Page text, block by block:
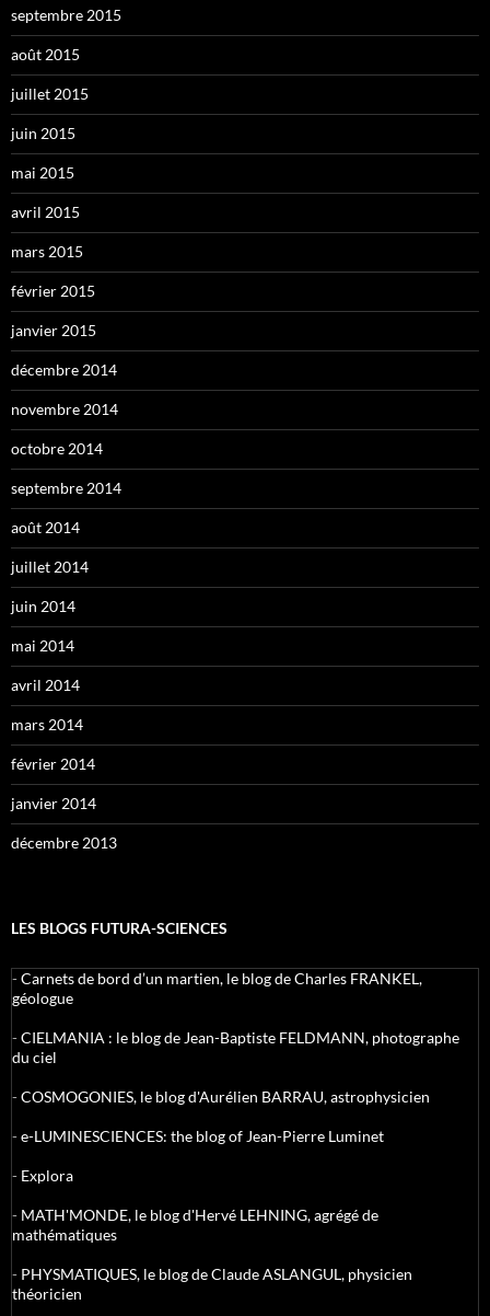
septembre 2015
août 2015
juillet 2015
juin 2015
mai 2015
avril 2015
mars 2015
février 2015
janvier 2015
décembre 2014
novembre 2014
octobre 2014
septembre 2014
août 2014
juillet 2014
juin 2014
mai 2014
avril 2014
mars 2014
février 2014
janvier 2014
décembre 2013
LES BLOGS FUTURA-SCIENCES
-Carnets de bord d’un martien, le blog de Charles FRANKEL,
géologue
-CIELMANIA : le blog de Jean-Baptiste FELDMANN, photographe
du ciel
-COSMOGONIES, le blog d'Aurélien BARRAU, astrophysicien
-e-LUMINESCIENCES: the blog of Jean-Pierre Luminet
- Explora
- MATH'MONDE, le blog d'Hervé LEHNING, agrégé de
mathématiques
- PHYSMATIQUES, le blog de Claude ASLANGUL, physicien
théoricien